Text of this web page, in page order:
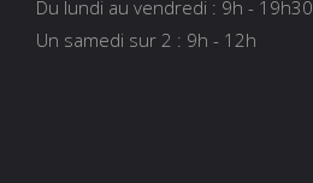
Du lundi au vendredi : 9h - 19h30
Un samedi sur 2 : 9h - 12h